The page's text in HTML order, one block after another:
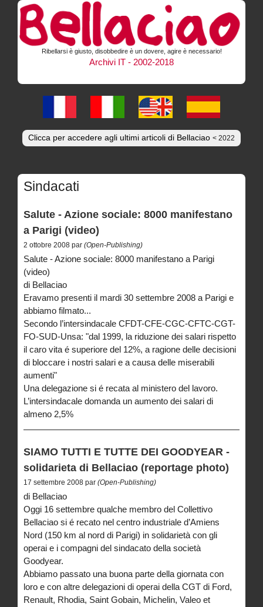
Ribellarsi è giusto, disobbedire è un dovere, agire è necessario!
Archivi IT - 2002-2018
Clicca per accedere agli ultimi articoli di Bellaciao < 2022
Sindacati
Salute - Azione sociale: 8000 manifestano
a Parigi (video)
2 ottobre 2008 par (Open-Publishing)
Salute - Azione sociale: 8000 manifestano a Parigi
(video)
di Bellaciao
Eravamo presenti il mardi 30 settembre 2008 a Parigi e
abbiamo filmato...
Secondo l’intersindacale CFDT-CFE-CGC-CFTC-CGT-
FO-SUD-Unsa: "dal 1999, la riduzione dei salari rispetto
il caro vita é superiore del 12%, a ragione delle decisioni
di bloccare i nostri salari e a causa delle miserabili
aumenti"
Una delegazione si é recata al ministero del lavoro.
L’intersindacale domanda un aumento dei salari di
almeno 2,5%
SIAMO TUTTI E TUTTE DEI GOODYEAR -
solidarieta di Bellaciao (reportage photo)
17 settembre 2008 par (Open-Publishing)
di Bellaciao
Oggi 16 settembre qualche membro del Collettivo
Bellaciao si é recato nel centro industriale d’Amiens
Nord (150 km al nord di Parigi) in solidarietà con gli
operai e i compagni del sindacato della società
Goodyear.
Abbiamo passato una buona parte della giornata con
loro e con altre delegazioni di operai della CGT di Ford,
Renault, Rhodia, Saint Gobain, Michelin, Valeo et